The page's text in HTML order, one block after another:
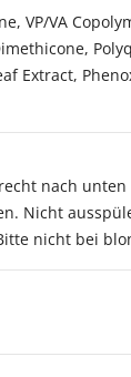
VP/VA
Extract,
nach
Nicht
nicht bei